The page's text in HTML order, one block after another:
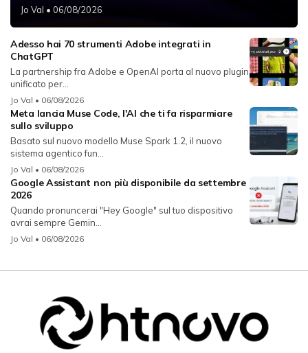
Jo Val • 06/08/2026
Adesso hai 70 strumenti Adobe integrati in
ChatGPT
La partnership fra Adobe e OpenAI porta al nuovo plugin
unificato per...
Jo Val • 06/08/2026
Meta lancia Muse Code, l'AI che ti fa risparmiare
sullo sviluppo
Basato sul nuovo modello Muse Spark 1.2, il nuovo
sistema agentico fun...
Jo Val • 06/08/2026
Google Assistant non più disponibile da settembre
2026
Quando pronuncerai "Hey Google" sul tuo dispositivo
avrai sempre Gemin...
Jo Val • 06/08/2026